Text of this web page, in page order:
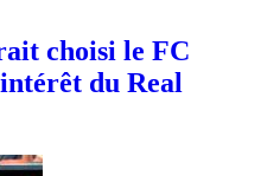
choisi le FC
du Real